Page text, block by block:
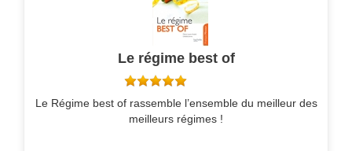
Le régime best of
Le Régime best of rassemble l’ensemble du meilleur des
meilleurs régimes !